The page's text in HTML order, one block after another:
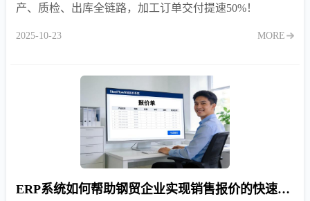
产、质检、出库全链路，加工订单交付提速50%！
2025-10-23 MORE
ERP系统如何帮助钢贸企业实现销售报价的快速生成与审批？